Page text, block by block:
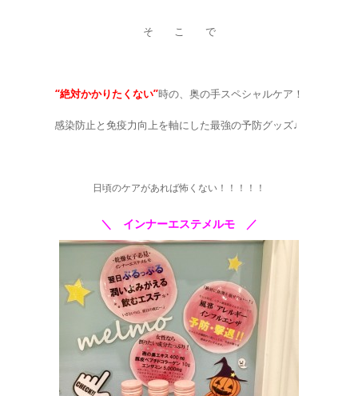
そ こ で
“絶対かかりたくない”時の、奥の手スペシャルケア！
感染防止と免疫力向上を軸にした最強の予防グッズ♩
日頃のケアがあれば怖くない！！！！！
＼ インナーエステメルモ ／